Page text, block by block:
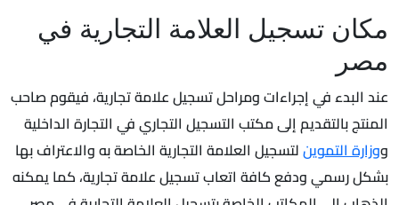
مكان تسجيل العلامة التجارية في
مصر
عند البدء في إجراءات ومراحل تسجيل علامة تجارية، فيقوم صاحب
المنتج بالتقديم إلى مكتب التسجيل التجاري في التجارة الداخلية
ووزارة التموينلتسجيل العلامة التجارية الخاصة به والاعتراف بها
بشكل رسمي ودفع كافة اتعاب تسجيل علامة تجارية، كما يمكنه